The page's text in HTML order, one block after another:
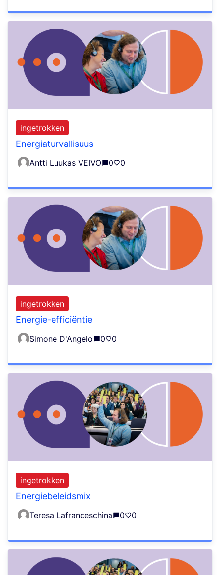
Energiaturvallisuus
ingetrokken
Antti Luukas VEIVO 0 0
Energie-efficiëntie
ingetrokken
Simone D'Angelo 0 0
Energiebeleidsmix
ingetrokken
Teresa Lafranceschina 0 0